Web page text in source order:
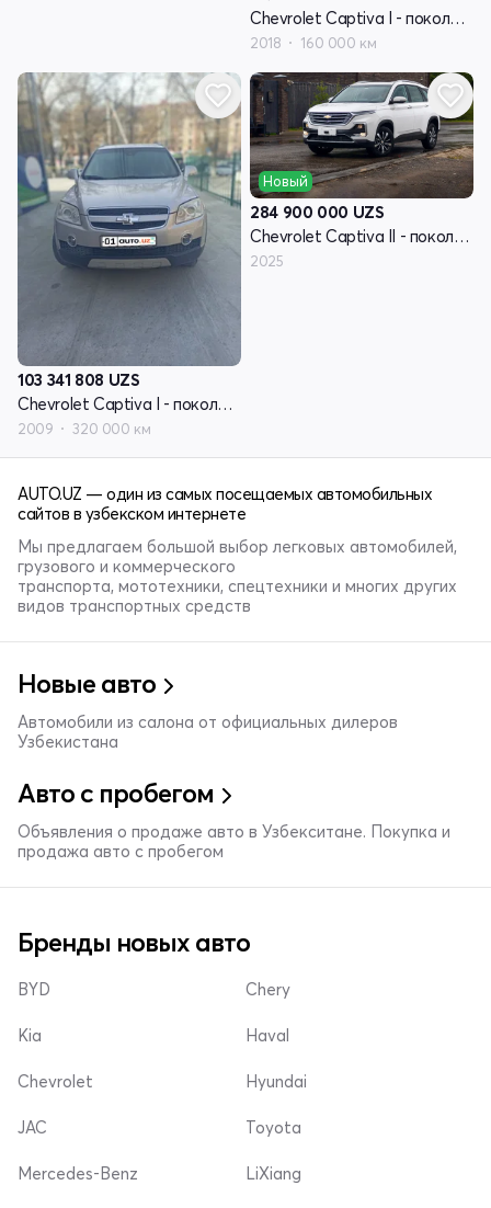
Chevrolet Captiva I - поколение рестайлинг 3
2018 160 000 км
103 341 808 UZS
Chevrolet Captiva I - поколение
2009 320 000 км
Новый
284 900 000 UZS
Chevrolet Captiva II - поколение
2025
AUTO.UZ — один из самых посещаемых автомобильных
сайтов в узбекском интернете
Мы предлагаем большой выбор легковых автомобилей,
грузового и коммерческого
транспорта, мототехники, спецтехники и многих других
видов транспортных средств
Новые авто
Автомобили из салона от официальных дилеров
Узбекистана
Авто с пробегом
Объявления о продаже авто в Узбекситане. Покупка и
продажа авто с пробегом
Бренды новых авто
BYD
Kia
Chevrolet
Chery
Haval
Hyundai
JAC
Mercedes-Benz
Toyota
LiXiang